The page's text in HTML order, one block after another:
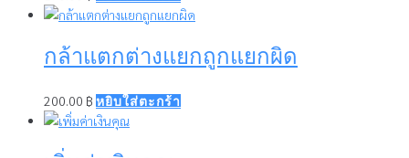
กล้าแตกต่างแยกถูกแยกผิด
200.00 ฿ หยิบใส่ตะกร้า